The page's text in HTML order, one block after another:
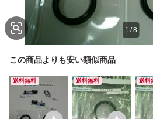
1 /8
この商品よりも安い類似商品
送料無料 送料無料 送料